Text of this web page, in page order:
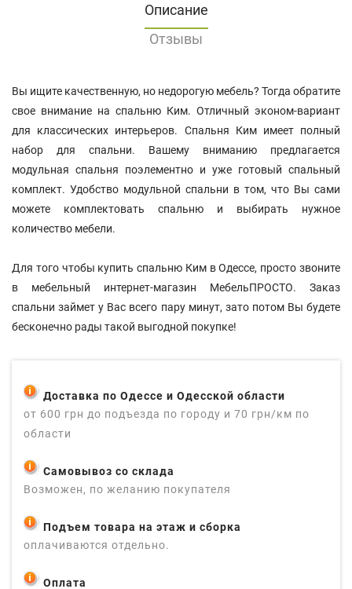
Доставка по Одессе и Одесской области
от 600 грн до подъезда по городу и 70 грн/км по
области
Самовывоз со склада
Возможен, по желанию покупателя
Подъем товара на этаж и сборка
оплачиваются отдельно.
Оплата
Описание
Отзывы
Вы ищите качественную, но недорогую мебель? Тогда обратите
свое внимание на спальню Ким. Отличный эконом-вариант
для классических интерьеров. Спальня Ким имеет полный
набор для спальни. Вашему вниманию предлагается
модульная спальня поэлементно и уже готовый спальный
комплект. Удобство модульной спальни в том, что Вы сами
можете комплектовать спальню и выбирать нужное
количество мебели.
Для того чтобы купить спальню Ким в Одессе, просто звоните
в мебельный интернет-магазин МебельПРОСТО. Заказ
спальни займет у Вас всего пару минут, зато потом Вы будете
бесконечно рады такой выгодной покупке!